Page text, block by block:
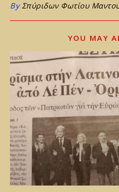
ByΣπύριδων Φωτίου
YOU MAY